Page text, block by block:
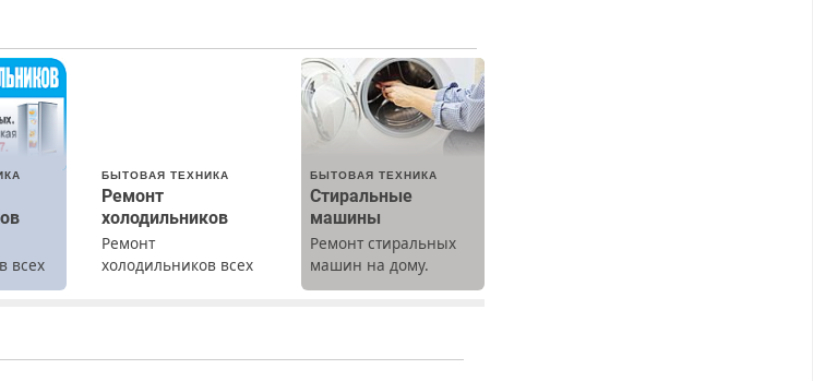
всех
БЫТОВАЯ ТЕХНИКА
Ремонт
холодильников
Ремонт
холодильников всех
БЫТОВАЯ ТЕХНИКА
Стиральные
машины
Ремонт стиральных
машин на дому.
Выезд и диагностика